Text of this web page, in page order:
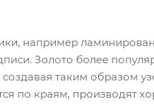
например
Золото более
таким образом
по краям, производят